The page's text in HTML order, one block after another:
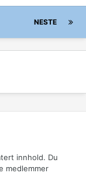
NESTE
innhold. Du
medlemmer